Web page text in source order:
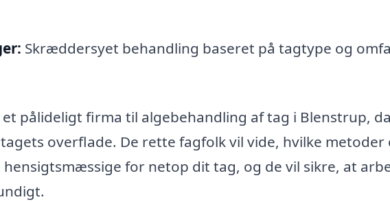
Skræddersyet behandling baseret på tagtype og
pålideligt firma til algebehandling af tag i Blenstrup,
overflade. De rette fagfolk vil vide, hvilke metoder
for netop dit tag, og de vil sikre, at